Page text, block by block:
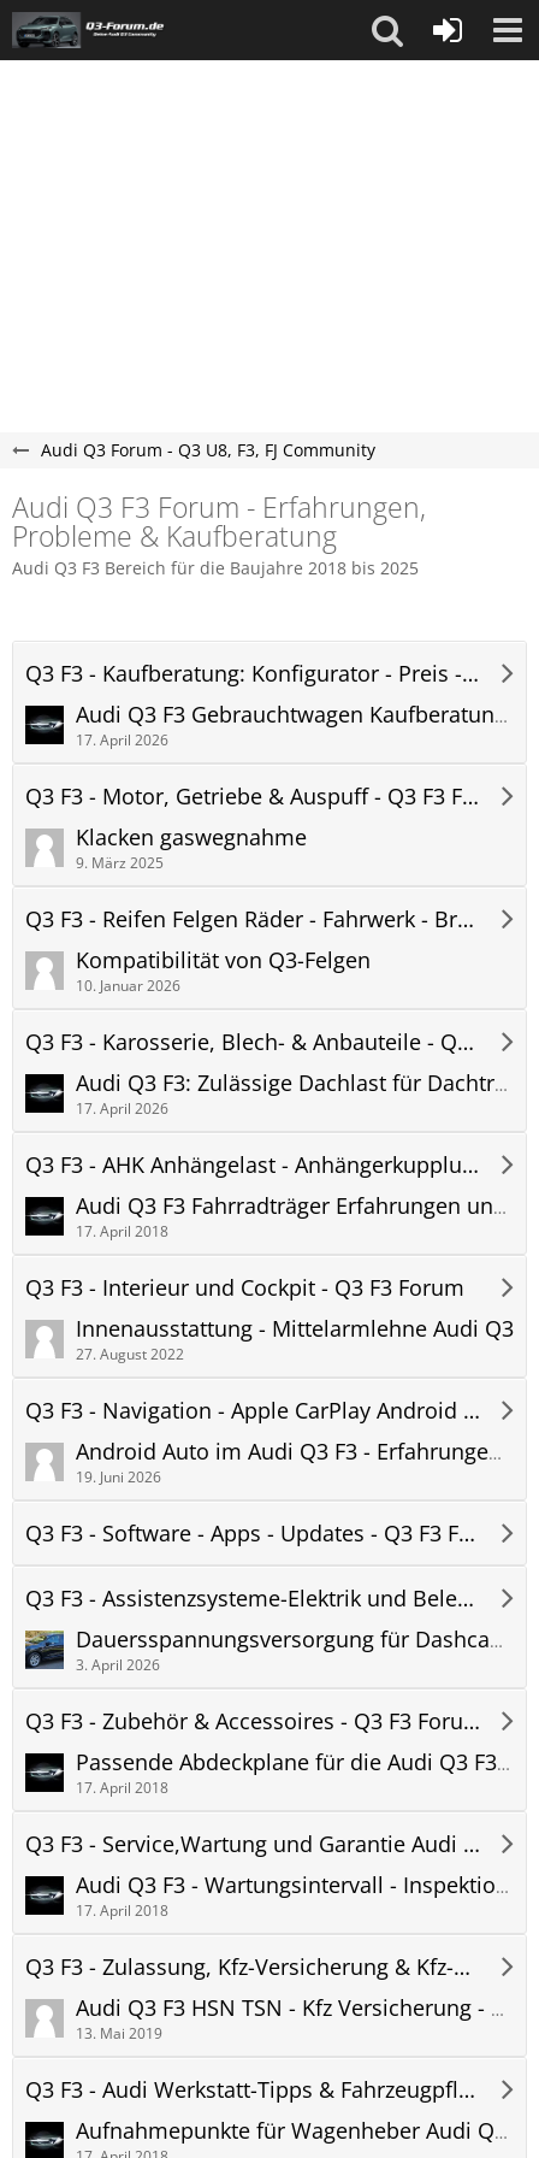
Audi Q3 Forum - Q3 U8, F3, FJ Community
Audi Q3 F3 Forum - Erfahrungen,
Probleme & Kaufberatung
Audi Q3 F3 Bereich für die Baujahre 2018 bis 2025
Q3 F3 - Kaufberatung: Konfigurator - Preis - Lieferzeit - Q3 F3 Forum
Audi Q3 F3 Gebrauchtwagen Kaufberatung: Welche Baujahre sind empfehlenswert?
17. April 2026
Q3 F3 - Motor, Getriebe & Auspuff - Q3 F3 Forum
Klacken gaswegnahme
9. März 2025
Q3 F3 - Reifen Felgen Räder - Fahrwerk - Bremsen - Q3 F3 Forum
Kompatibilität von Q3-Felgen
10. Januar 2026
Q3 F3 - Karosserie, Blech- & Anbauteile - Q3 F3 Forum
Audi Q3 F3: Zulässige Dachlast für Dachträger oder Dachboxen
17. April 2026
Q3 F3 - AHK Anhängelast - Anhängerkupplung - Q3 F3 Forum
Audi Q3 F3 Fahrradträger Erfahrungen und Empfehlungen
17. April 2018
Q3 F3 - Interieur und Cockpit - Q3 F3 Forum
Innenausstattung - Mittelarmlehne Audi Q3
27. August 2022
Q3 F3 - Navigation - Apple CarPlay Android Auto - Hifi - Telefon - Q3 F3 Forum
Android Auto im Audi Q3 F3 - Erfahrungen, Probleme und Updates
19. Juni 2026
Q3 F3 - Software - Apps - Updates - Q3 F3 Forum
Q3 F3 - Assistenzsysteme-Elektrik und Beleuchtung - Q3 F3 Forum
Dauersspannungsversorgung für Dashcam mit Parküberwachung
3. April 2026
Q3 F3 - Zubehör & Accessoires - Q3 F3 Forum
Passende Abdeckplane für die Audi Q3 F3 Frontscheibe | Autoabdeckung für Frost/Schnee
17. April 2018
Q3 F3 - Service,Wartung und Garantie Audi - Q3 F3 Forum
Audi Q3 F3 - Wartungsintervall - Inspektionsintervall - Wartungsplan PDF
17. April 2018
Q3 F3 - Zulassung, Kfz-Versicherung & Kfz-Steuer Audi Q3 F3
Audi Q3 F3 HSN TSN - Kfz Versicherung - Herstellerschlüsselnummer + Typschlüsselnummer - Versicherungseinstufung
13. Mai 2019
Q3 F3 - Audi Werkstatt-Tipps & Fahrzeugpflege - Q3 F3 Forum
Aufnahmepunkte für Wagenheber Audi Q3 F3 - Hinweise & Tipps